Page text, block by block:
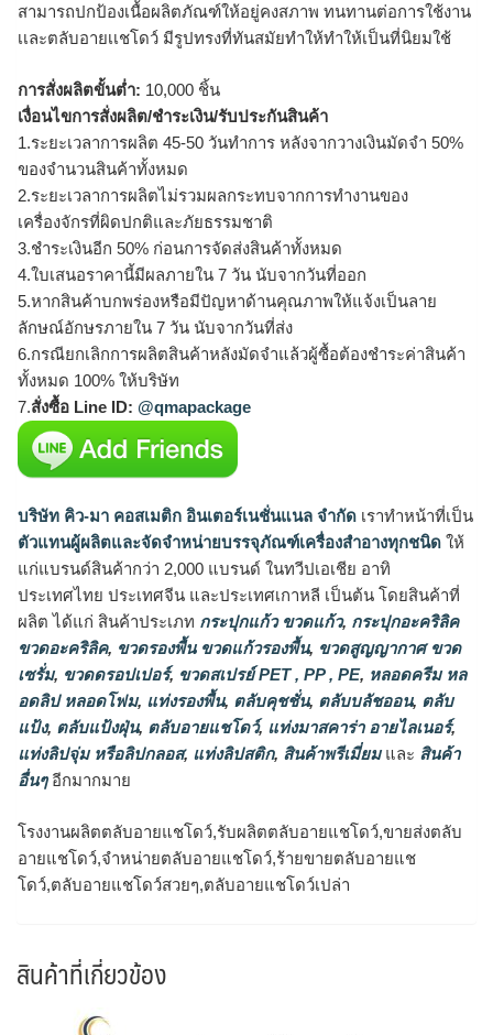
สามารถปกป้องเนื้อผลิตภัณฑ์ให้อยู่คงสภาพ ทนทานต่อการใช้งาน
เเละตลับอายเเชโดว์ มีรูปทรงที่ทันสมัยทำให้ทำให้เป็นที่นิยมใช้
การสั่งผลิตขั้นต่ำ: 10,000 ชิ้น
เงื่อนไขการสั่งผลิต/ชำระเงิน/รับประกันสินค้า
1.ระยะเวลาการผลิต 45-50 วันทำการ หลังจากวางเงินมัดจำ 50%
ของจำนวนสินค้าทั้งหมด
2.ระยะเวลาการผลิตไม่รวมผลกระทบจากการทำงานของ
เครื่องจักรที่ผิดปกติและภัยธรรมชาติ
3.ชำระเงินอีก 50% ก่อนการจัดส่งสินค้าทั้งหมด
4.ใบเสนอราคานี้มีผลภายใน 7 วัน นับจากวันที่ออก
5.หากสินค้าบกพร่องหรือมีปัญหาด้านคุณภาพให้แจ้งเป็นลาย
ลักษณ์อักษรภายใน 7 วัน นับจากวันที่ส่ง
6.กรณียกเลิกการผลิตสินค้าหลังมัดจำแล้วผู้ซื้อต้องชำระค่าสินค้า
ทั้งหมด 100% ให้บริษัท
7.สั่งซื้อ Line ID: @qmapackage
บริษัท คิว-มา คอสเมติก อินเตอร์เนชั่นแนล จำกัด เราทำหน้าที่เป็น
ตัวแทนผู้ผลิตและจัดจำหน่ายบรรจุภัณฑ์เครื่องสำอางทุกชนิด ให้
แก่แบรนด์สินค้ากว่า 2,000 แบรนด์ ในทวีปเอเชีย อาทิ
ประเทศไทย ประเทศจีน และประเทศเกาหลี เป็นต้น โดยสินค้าที่
ผลิต ได้แก่ สินค้าประเภท กระปุกแก้ว ขวดแก้ว, กระปุกอะคริลิค
ขวดอะคริลิค, ขวดรองพื้น ขวดแก้วรองพื้น, ขวดสูญญากาศ ขวด
เซรั่ม, ขวดดรอปเปอร์, ขวดสเปรย์ PET , PP , PE, หลอดครีม หล
อดลิป หลอดโฟม, แท่งรองพื้น, ตลับคุชชั่น, ตลับบลัชออน, ตลับ
แป้ง, ตลับแป้งฝุ่น, ตลับอายแชโดว์, แท่งมาสคาร่า อายไลเนอร์,
แท่งลิปจุ่ม หรือลิปกลอส, แท่งลิปสติก, สินค้าพรีเมี่ยมและ สินค้า
อื่นๆอีกมากมาย
โรงงานผลิตตลับอายแชโดว์,รับผลิตตลับอายแชโดว์,ขายส่งตลับ
อายแชโดว์,จำหน่ายตลับอายแชโดว์,ร้ายขายตลับอายแช
โดว์,ตลับอายแชโดว์สวยๆ,ตลับอายแชโดว์เปล่า
สินค้าที่เกี่ยวข้อง